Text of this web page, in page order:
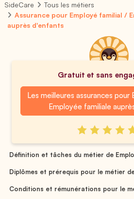
SideCare
Tous les métiers
Assurance pour Employé familial /
auprès d'enfants
Gratuit et sans
Les meilleures assurances pour
Employée familiale
Définition et tâches du métier de
Diplômes et prérequis pour le métier
Conditions et rémunérations pour le